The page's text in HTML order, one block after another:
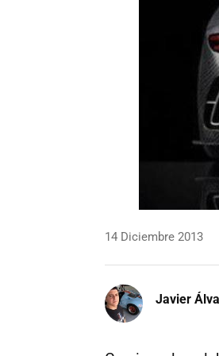
14 Diciembre 2013
Javier